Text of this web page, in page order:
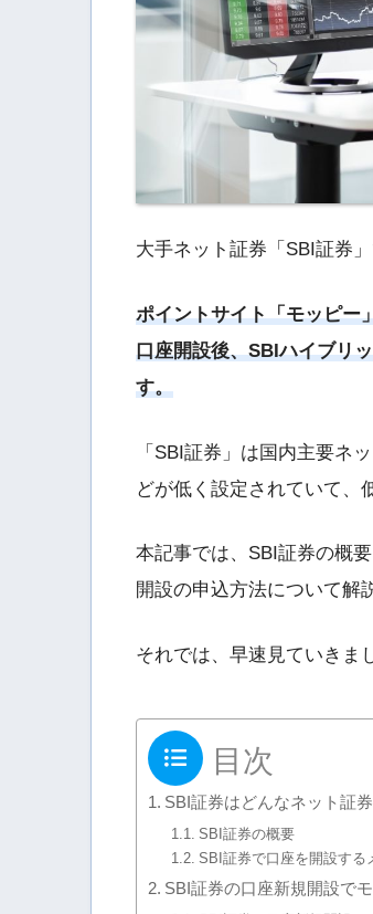
大手ネット証券「SBI証券
ポイントサイト「モッピー
口座開設後、SBIハイブリ
す。
「SBI証券」は国内主要ネ
どが低く設定されていて、
本記事では、SBI証券の概
開設の申込方法について解
それでは、早速見ていきま
目次
SBI証券はどんなネット証券
SBI証券の概要
SBI証券で口座を開設する
SBI証券の口座新規開設で